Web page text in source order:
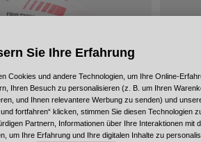
Sie Ihre Erfahrung
Cookies und andere Technologien, um Ihre Online-
Ihren Besuch zu personalisieren (z. B. um Ihren
und Ihnen relevantere Werbung zu senden) und
und fortfahren“ klicken, stimmen Sie diesen Technologien
Partnern, Informationen über Ihre Interaktionen mit
um Ihre Erfahrung und Ihre digitalen Inhalte zu